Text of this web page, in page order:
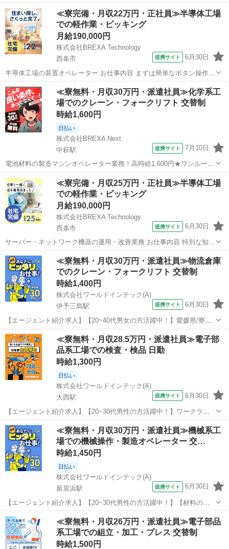
を、システムで支える。 生産管理の知識と開発経験を活かし、 現場に
効く仕組みを一緒につくりませんか？ 【お任せする業務例】 ◆生産計
画ロジックの実装 ...
愛媛 西条市 その他
≪寮完備・月収22万円・正社員≫半導体工場
での軽作業・ピッキング
月給190,000円
株式会社BREXA Technology
西条市
提携サイト 6月30日
半導体工場の装置オペレーター お仕事内容 まずは簡単なボタン操作や
運び作業からスタート！ _________________________ 最初にお任せ
する業務の一例 ◆ ボタン操作とチェック • 決まった通りにボ...
愛媛 西条市 その他
≪寮無料・月収30万円・派遣社員≫化学系工
場でのクレーン・フォークリフト 交替制
時給1,600円
日払い
株式会社BREXA Next
中萩駅
提携サイト 7月10日
電池材料の製造マシンオペレーター業務！高時給1,600円★ワンルーム
寮完備！寮費無料！未経験活躍中！20代～50代の男性活躍中！正社員
登用制度あり！生活支援物資事前対応可◎《愛媛県新居浜市》 人気の
工場のお仕事 ◇電池材料...
愛媛 新居浜市 中萩駅 その他
≪寮完備・月収25万円・正社員≫半導体工場
での軽作業・ピッキング
月給190,000円
株式会社BREXA Technology
西条市
提携サイト 6月30日
サーバー・ネットワーク機器の運用・改善業務 お仕事内容 特別な知識
や技術は必要ありません！充実した研修制度があるため、未経験から
も活躍できます！ _________________________ お任せする業務の一
例 ※...
愛媛 西条市 その他
≪寮無料・月収30万円・派遣社員≫物流倉庫
でのクレーン・フォークリフト 交替制
時給1,400円
株式会社ワールドインテック(A)
伊予三島駅
提携サイト 6月30日
【エージェント紹介求人】【20~40代男女の方活躍中！】愛媛県/寮費
無料/大手企業の工場内での物流作業 お仕事内容 ☆四国中央市内にあ
る大王製紙株式会社内にある工場でのお仕事です☆ 工場内でクランプ
フォークリフトを使った...
愛媛 四国中央市 伊予三島駅 その他
≪寮無料・月収28.5万円・派遣社員≫電子部
品系工場での検査・検品 日勤
時給1,300円
日払い
株式会社ワールドインテック(A)
大西駅
提携サイト 6月30日
【エージェント紹介求人】【20~30代男性の方活躍中！】ワークライ
フバランス充実！メーカー直接雇用制度あり！計器の簡単な検査業務
お仕事内容 ★仕事内容 出航前の船の電気制御盤などの検査業務を行っ
ていただきます。 具体的...
愛媛 今治市 大西駅 その他
≪寮無料・月収30万円・派遣社員≫機械系工
場での機械操作・製造オペレーター 交…
時給1,450円
日払い
株式会社ワールドインテック(A)
新居浜駅
提携サイト 6月30日
【エージェント紹介求人】【20~30代男性の方活躍中！】【材料の投
入・梱包作業】月収28万円可能／寮費無料 お仕事内容 ◆EV車用電池
の原材料の製造です◆ 様々な工程での機械オペレーターになります ●
細かくなった原材料を...
愛媛 新居浜駅 その他
≪寮無料・月収26万円・派遣社員≫電子部品
系工場での組立・加工・プレス 交替制
時給1,500円